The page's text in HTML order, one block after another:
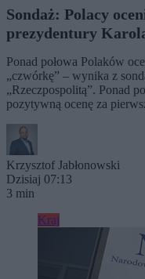
Sondaż: Polacy
prezydentury
Ponad połowa Polaków
„czwórkę” – wynika z
„Rzeczpospolitą”. Ponad
pozytywną ocenę za
Krzysztof Jabłonowski
Dzisiaj 07:13
3 min
Kraj